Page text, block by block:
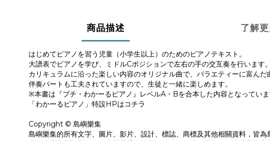
商品描述 了解
はじめてピアノを習う児童（小学生以上）のためのピアノテキスト。
大譜表でピアノを学び、ミドルCポジションで左右の手の交互奏を行います。
カリキュラムに沿った楽しい内容のオリジナル曲で、バラエティーに富ん
伴奏パートも工夫されていますので、生徒と一緒に楽しめます。
※本書は『プチ・わかーるピアノ』レベルA・Bを合本した内容となってい
「わかーるピアノ」特設HPはコチラ
Copyright © 島嶼樂集
島嶼樂集的所有文字、圖片、影片、設計、標誌、商標及其他相關資料，皆為